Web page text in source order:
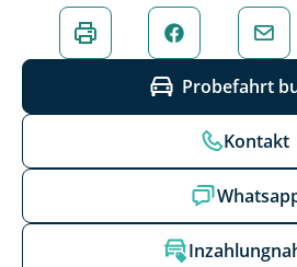
Probefahrt
Kontakt